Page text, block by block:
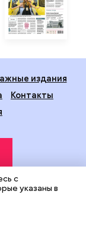
издания
Контакты
Департамента
Москвы.
с
указаны в